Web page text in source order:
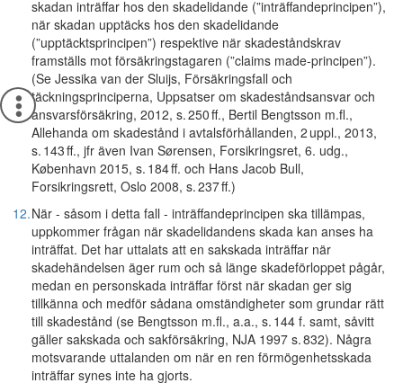
skadan inträffar hos den skadelidande (”inträffandeprincipen”),
när skadan upptäcks hos den skadelidande
(”upptäcktsprincipen”) respektive när skadeståndskrav
framställs mot försäkringstagaren (”claims made-principen”).
(Se Jessika van der Sluijs, Försäkringsfall och
täckningsprinciperna, Uppsatser om skadeståndsansvar och
ansvarsförsäkring, 2012, s. 250 ff., Bertil Bengtsson m.fl.,
Allehanda om skadestånd i avtalsförhållanden, 2 uppl., 2013,
s. 143 ff., jfr även Ivan Sørensen, Forsikringsret, 6. udg.,
København 2015, s. 184 ff. och Hans Jacob Bull,
Forsikringsrett, Oslo 2008, s. 237 ff.)
12.När - såsom i detta fall - inträffandeprincipen ska tillämpas,
uppkommer frågan när skadelidandens skada kan anses ha
inträffat. Det har uttalats att en sakskada inträffar när
skadehändelsen äger rum och så länge skadeförloppet pågår,
medan en personskada inträffar först när skadan ger sig
tillkänna och medför sådana omständigheter som grundar rätt
till skadestånd (se Bengtsson m.fl., a.a., s. 144 f. samt, såvitt
gäller sakskada och sakförsäkring, NJA 1997 s. 832). Några
motsvarande uttalanden om när en ren förmögenhetsskada
inträffar synes inte ha gjorts.